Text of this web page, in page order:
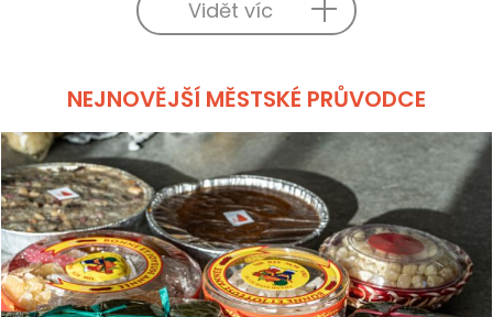
Vidět víc
NEJNOVĚJŠÍ MĚSTSKÉ PRŮVODCE